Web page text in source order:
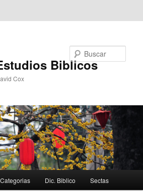
Biblicos
Cox
Categorias Dic. Biblico Sectas